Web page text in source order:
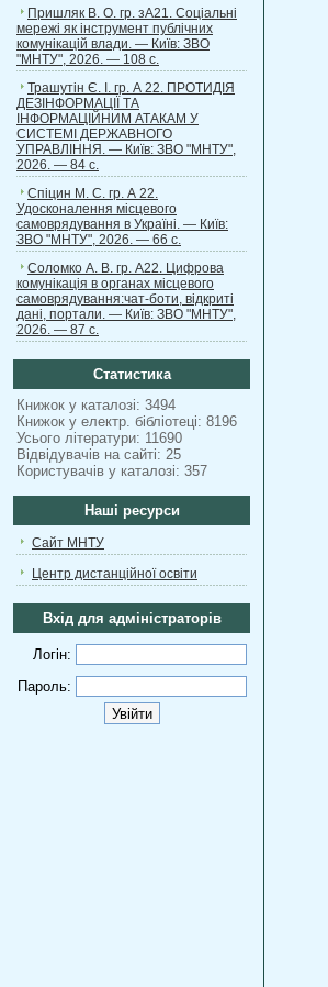
Пришляк В. О. гр. зА21. Соціальні
мережі як інструмент публічних
комунікацій влади. — Київ: ЗВО
"МНТУ", 2026. — 108 с.
Трашутін Є. І. гр. А 22. ПРОТИДІЯ
ДЕЗІНФОРМАЦІЇ ТА
ІНФОРМАЦІЙНИМ АТАКАМ У
СИСТЕМІ ДЕРЖАВНОГО
УПРАВЛІННЯ. — Київ: ЗВО "МНТУ",
2026. — 84 с.
Спіцин М. С. гр. А 22.
Удосконалення місцевого
самоврядування в Україні. — Київ:
ЗВО "МНТУ", 2026. — 66 с.
Соломко А. В. гр. А22. Цифрова
комунікація в органах місцевого
самоврядування:чат-боти, відкриті
дані, портали. — Київ: ЗВО "МНТУ",
2026. — 87 с.
Статистика
Книжок у каталозі: 3494
Книжок у електр. бібліотеці: 8196
Усього літератури: 11690
Відвідувачів на сайті: 25
Користувачів у каталозі: 357
Наші ресурси
Сайт МНТУ
Центр дистанційної освіти
Вхід для адміністраторів
Логін:
Пароль: